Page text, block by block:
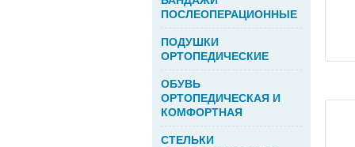
ПОСЛЕОПЕРАЦИОННЫЕ
ПОДУШКИ
ОРТОПЕДИЧЕСКИЕ
ОБУВЬ
ОРТОПЕДИЧЕСКАЯ И
КОМФОРТНАЯ
СТЕЛЬКИ